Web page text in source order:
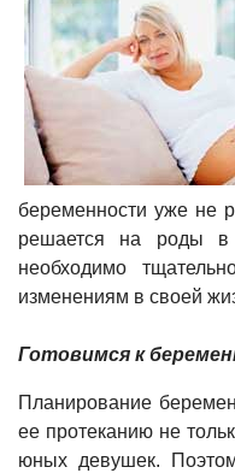
беременности уже не
решается на роды в
необходимо
изменениям в своей
Готовимся к
Планирование
ее протеканию не
юных девушек.